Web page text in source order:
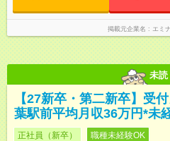
掲載元企業名 エミ
未読
【27新卒・第二新卒】受
葉駅前平均月収36万円*未
正社員（新卒） 職種未経験OK